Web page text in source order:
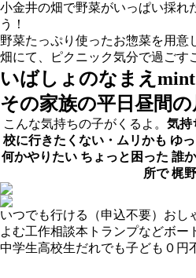
小金井の畑で野菜がいっぱい採れ
う！
野菜たっぷり使ったお惣菜を用意
畑にて、ピクニック気分で過ごす
いばしょのなまえ
その家族の平日昼間
こんな気持ちの子がくるよ。 気持
校に行きたくない・ムリかも ゆ
何かやりたい ちょっと困った 誰
所で 梶
いつでも行ける（申込不要） おし
よむ工作相談本 トランプなどボー
中学生高校生だれでも子ども０円